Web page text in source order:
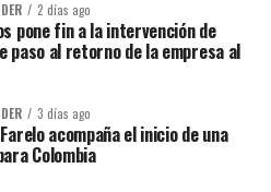
2 días ago
pone fin a la intervención de
paso al retorno de la empresa al
3 días ago
acompaña el inicio de una
Colombia